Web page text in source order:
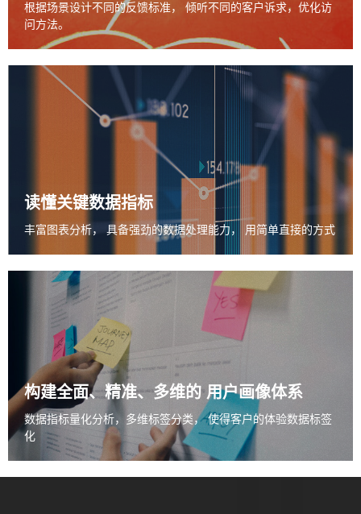
根据场景设计不同的反馈标准，
倾听不同的客户诉求，优化访
问方法。
读懂关键数据指标
丰富图表分析， 具备强劲的数据处理能力， 用简单直接的方式
构建全面、精准、多维的用户画像体系
数据指标量化分析，多维标签分类，使得客户的体验数据标签
化